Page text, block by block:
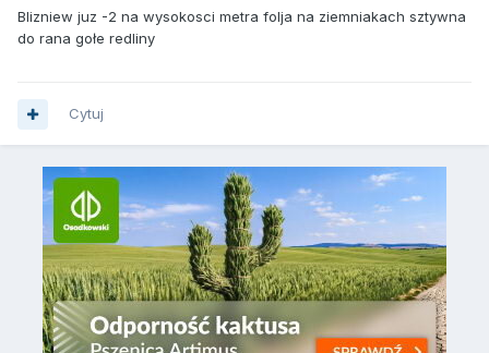
Blizniew juz -2 na wysokosci metra folja na ziemniakach sztywna
do rana gołe redliny
Cytuj